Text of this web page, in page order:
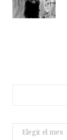
Archivo